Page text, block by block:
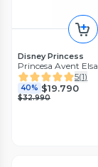
Disney Princess
Princesa Avent Elsa
5(1)
40% $19.790
$32.990